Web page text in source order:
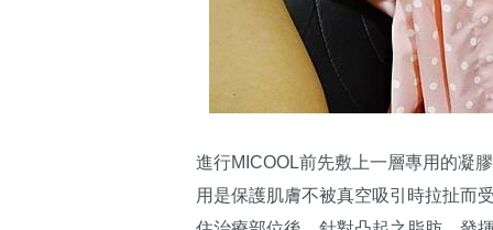
進行MICOOL前先敷上一層專用的凝
用是保護肌膚不被真空吸引時拉扯而